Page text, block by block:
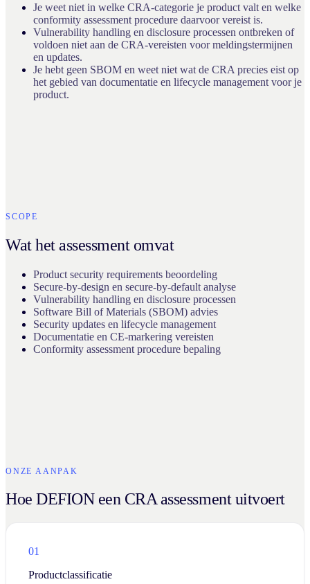
Je weet niet in welke CRA-categorie je product valt en welke
conformity assessment procedure daarvoor vereist is.
Vulnerability handling en disclosure processen ontbreken of
voldoen niet aan de CRA-vereisten voor meldingstermijnen
en updates.
Je hebt geen SBOM en weet niet wat de CRA precies eist op
het gebied van documentatie en lifecycle management voor je
product.
SCOPE
Wat het assessment omvat
Product security requirements beoordeling
Secure-by-design en secure-by-default analyse
Vulnerability handling en disclosure processen
Software Bill of Materials (SBOM) advies
Security updates en lifecycle management
Documentatie en CE-markering vereisten
Conformity assessment procedure bepaling
ONZE AANPAK
Hoe DEFION een CRA assessment uitvoert
01
Productclassificatie